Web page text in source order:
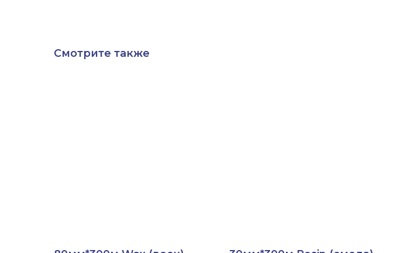
Смотрите также